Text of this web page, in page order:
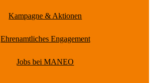
Kampagne & Aktionen
Ehrenamtliches Engagement
Jobs bei MANEO